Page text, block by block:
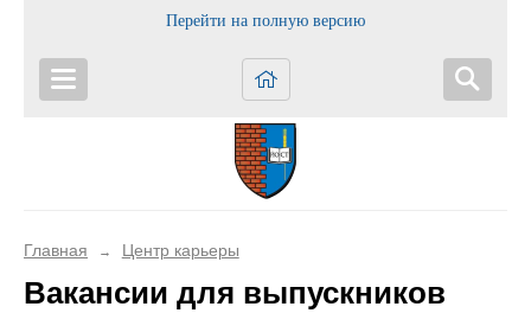
Перейти на полную версию
Главная → Центр карьеры
Вакансии для выпускников